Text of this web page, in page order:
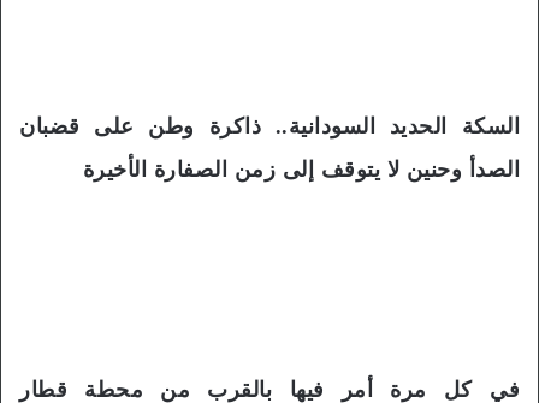
السكة الحديد السودانية.. ذاكرة وطن على قضبان
الصدأ وحنين لا يتوقف إلى زمن الصفارة الأخيرة
في كل مرة أمر فيها بالقرب من محطة قطار